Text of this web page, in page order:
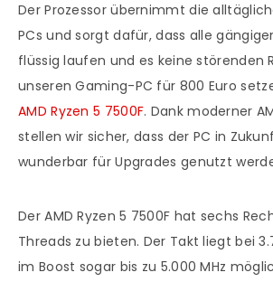
Der Prozessor übernimmt die
PCs und sorgt dafür, dass alle
flüssig laufen und es keine störenden
unseren Gaming-PC für 800 Euro
AMD Ryzen 5 7500F. Dank moderner
stellen wir sicher, dass der PC in
wunderbar für Upgrades genutzt
Der AMD Ryzen 5 7500F hat sechs
Threads zu bieten. Der Takt liegt bei
im Boost sogar bis zu 5.000 MHz